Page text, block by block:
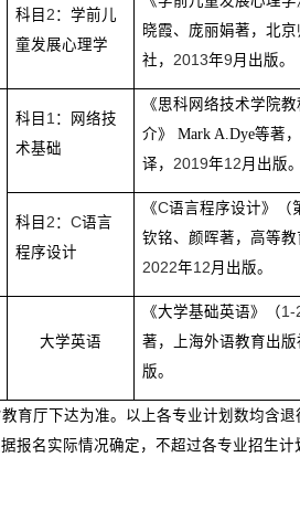
科目 2 ：学前儿
童发展心理学
晓霞、庞丽娟著，北
社， 2013年9 月出版。
科目 1 ：网络技
术基础
《思科网络技术学院
介》
Mark A.Dye等著
译， 2019年12 月出版
科目 2 ： C语言
程序设计
《C语言程序设计》（
钦铭、颜晖著，高等
2022年12 月出版。
大学英语
《大学基础英语》（1-
著，上海外语教育出版
版。
育厅下达为准。以上各专业计划数均含
报名实际情况确定，不超过各专业招生计